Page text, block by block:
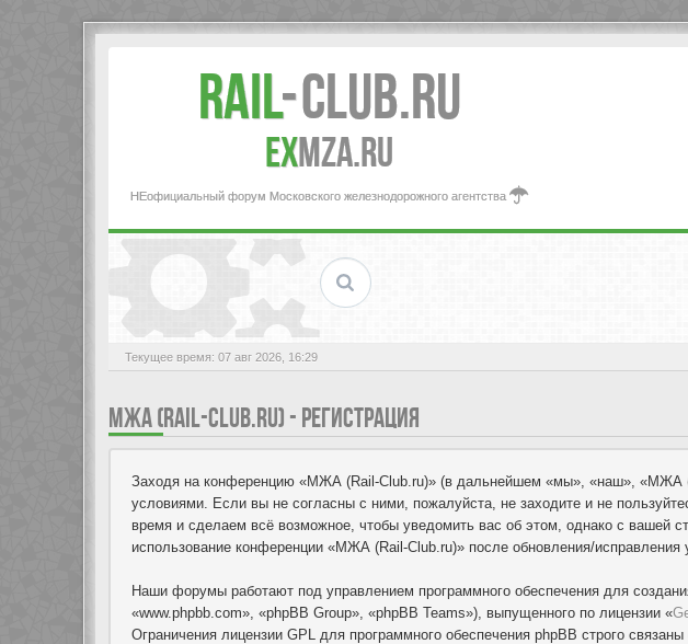
Rail-Club.RU
exMZA.RU
НЕофициальный форум Московского железнодорожного агентства
Текущее время: 07 авг 2026, 16:29
МЖА (RAIL-CLUB.RU) - РЕГИСТРАЦИЯ
Заходя на конференцию «МЖА (Rail-Club.ru)» (в дальнейшем «мы», «наш», «МЖА
условиями. Если вы не согласны с ними, пожалуйста, не заходите и не
время и сделаем всё возможное, чтобы уведомить вас об этом, однако с вашей
использование конференции «МЖА (Rail-Club.ru)» после обновления/исправления
Наши форумы работают под управлением программного обеспечения для
«www.phpbb.com», «phpBB Group», «phpBB Teams»), выпущенного по лицензии «
Ограничения лицензии GPL для программного обеспечения phpBB строго